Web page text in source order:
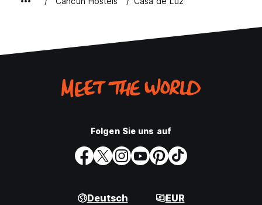
Folgen Sie uns auf
Deutsch EUR